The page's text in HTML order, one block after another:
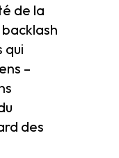
de la
qui
–
des